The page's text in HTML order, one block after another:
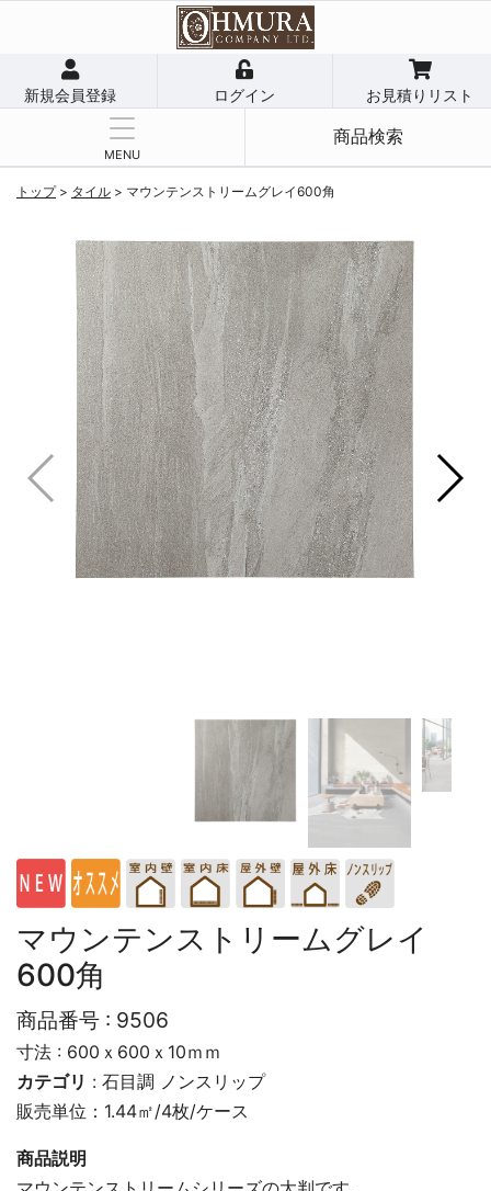
新規会員登録 ログイン お見積りリスト
MENU
商品検索
トップ> タイル > マウンテンストリームグレイ600角
マウンテンストリームグレイ
600角
商品番号 : 9506
寸法 : 600ｘ600ｘ10ｍｍ
カテゴリ : 石目調 ノンスリップ
販売単位：1.44㎡/4枚/ケース
商品説明